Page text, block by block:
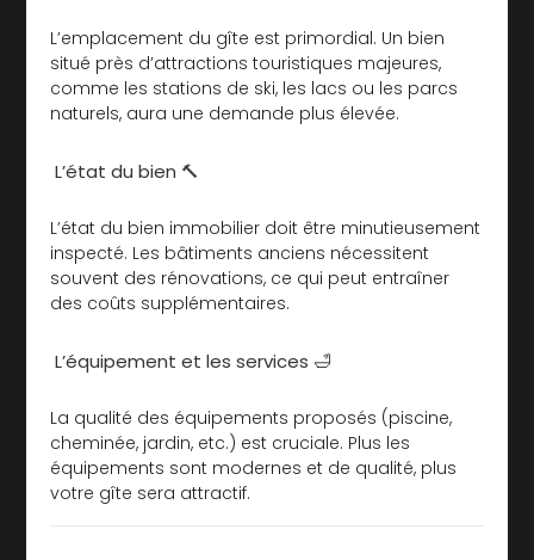
L’emplacement du gîte est primordial. Un bien
situé près d’attractions touristiques majeures,
comme les stations de ski, les lacs ou les parcs
naturels, aura une demande plus élevée.
L’état du bien 🔨
L’état du bien immobilier doit être minutieusement
inspecté. Les bâtiments anciens nécessitent
souvent des rénovations, ce qui peut entraîner
des coûts supplémentaires.
L’équipement et les services 🛁
La qualité des équipements proposés (piscine,
cheminée, jardin, etc.) est cruciale. Plus les
équipements sont modernes et de qualité, plus
votre gîte sera attractif.